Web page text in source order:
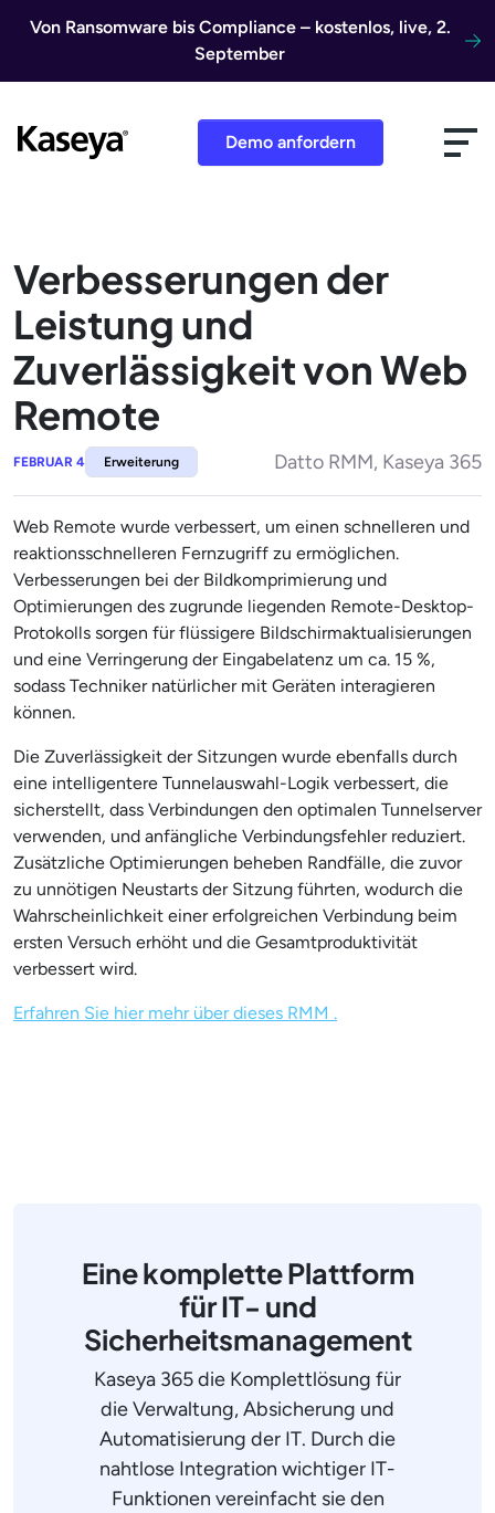
Von Ransomware bis Compliance – kostenlos, live, 2.
September
Demo anfordern
Verbesserungen der
Leistung und
Zuverlässigkeit von Web
Remote
FEBRUAR 4 Erweiterung Datto RMM, Kaseya 365
Web Remote wurde verbessert, um einen schnelleren und
reaktionsschnelleren Fernzugriff zu ermöglichen.
Verbesserungen bei der Bildkomprimierung und
Optimierungen des zugrunde liegenden Remote-Desktop-
Protokolls sorgen für flüssigere Bildschirmaktualisierungen
und eine Verringerung der Eingabelatenz um ca. 15 %,
sodass Techniker natürlicher mit Geräten interagieren
können.
Die Zuverlässigkeit der Sitzungen wurde ebenfalls durch
eine intelligentere Tunnelauswahl-Logik verbessert, die
sicherstellt, dass Verbindungen den optimalen Tunnelserver
verwenden, und anfängliche Verbindungsfehler reduziert.
Zusätzliche Optimierungen beheben Randfälle, die zuvor
zu unnötigen Neustarts der Sitzung führten, wodurch die
Wahrscheinlichkeit einer erfolgreichen Verbindung beim
ersten Versuch erhöht und die Gesamtproduktivität
verbessert wird.
Erfahren Sie hier mehr über dieses RMM .
Eine komplette Plattform
für IT- und
Sicherheitsmanagement
Kaseya 365 die Komplettlösung für
die Verwaltung, Absicherung und
Automatisierung der IT. Durch die
nahtlose Integration wichtiger IT-
Funktionen vereinfacht sie den